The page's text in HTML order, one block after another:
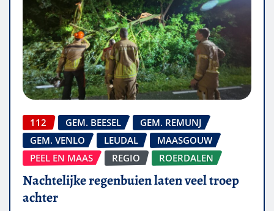
112 GEM. BEESEL
GEM. REMUNJ
GEM. VENLO
LEUDAL
MAASGOUW
PEEL EN MAAS
REGIO ROERDALEN
Nachtelijke regenbuien laten veel troep
achter